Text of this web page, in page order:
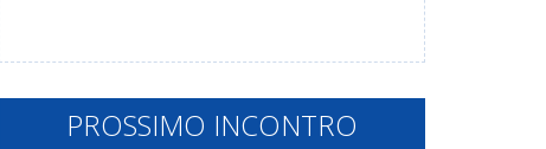
PROSSIMO INCONTRO